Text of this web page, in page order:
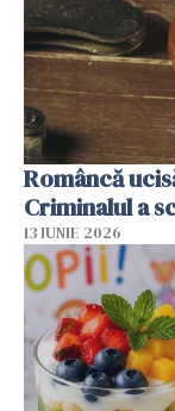
Româncă
Criminalul a
13 IUNIE 2026